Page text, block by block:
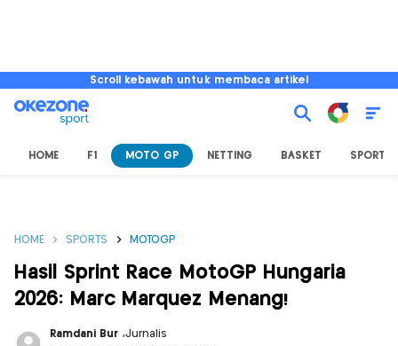
Scroll kebawah untuk membaca artikel
HOME F1 MOTO GP NETTING BASKET SPORT
HOME SPORTS MOTOGP
Hasil Sprint Race MotoGP Hungaria
2026: Marc Marquez Menang!
Ramdani Bur ,Jurnalis